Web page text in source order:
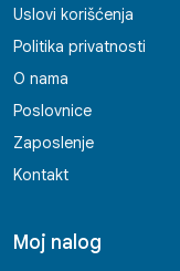
Uslovi korišćenja
Politika privatnosti
O nama
Poslovnice
Zaposlenje
Kontakt
Moj nalog